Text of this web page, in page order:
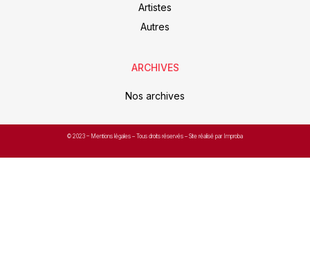
Artistes
Autres
ARCHIVES
Nos archives
© 2023 – Mentions légales – Tous droits réservés – Site réalisé par Improba